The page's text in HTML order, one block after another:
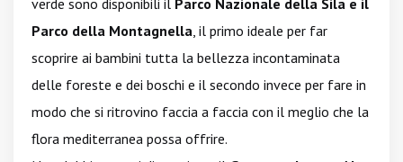
verde sono disponibili il Parco Nazionale della Sila e il
Parco della Montagnella, il primo ideale per far
scoprire ai bambini tutta la bellezza incontaminata
delle foreste e dei boschi e il secondo invece per fare in
modo che si ritrovino faccia a faccia con il meglio che la
flora mediterranea possa offrire.